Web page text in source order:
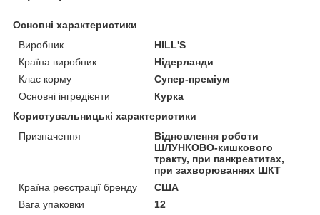
Основні характеристики
Виробник
HILL'S
Країна виробник
Нідерланди
Клас корму
Супер-преміум
Основні інгредієнти
Курка
Користувальницькі характеристики
Призначення
Відновлення роботи
ШЛУНКОВО-кишкового
тракту, при панкреатитах,
при захворюваннях ШКТ
Країна реєстрації бренду
США
Вага упаковки
12